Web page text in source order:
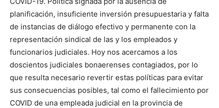
planificación, insuficiente inversión presupuestaria y falta
de instancias de diálogo efectivo y permanente con la
representación sindical de las y los empleados y
funcionarios judiciales. Hoy nos acercamos a los
doscientos judiciales bonaerenses contagiados, por lo
que resulta necesario revertir estas políticas para evitar
sus consecuencias posibles, tal como el fallecimiento por
COVID de una empleada judicial en la provincia de